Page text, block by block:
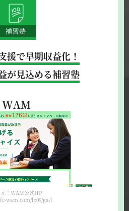
援で早期収益化！
が見込める補習塾
WAM
元：WAM公式HP
wam.com/lp09/ga/）